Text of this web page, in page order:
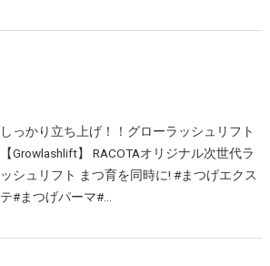
しっかり立ち上げ！！グローラッシュリフト
【Growlashlift】 RACOTAオリジナル次世代ラ
ッシュリフト まつ育を同時に! #まつげエクス
テ#まつげパーマ#…